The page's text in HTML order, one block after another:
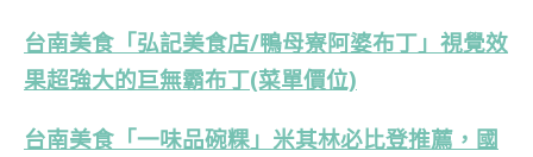
台南美食「弘記美食店/鴨母寮阿婆布丁」視覺效
果超強大的巨無霸布丁(菜單價位)
台南美食「一味品碗粿」米其林必比登推薦，國